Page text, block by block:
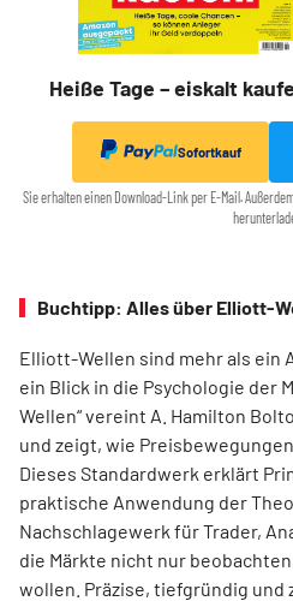
Heiße Tage – eiskalt
Sofortkauf
Sie erhalten einen Download-Link per E-Mail.
Buchtipp: Alles über Elliott-
Elliott-Wellen sind mehr als ein
ein Blick in die Psychologie der
Wellen“ vereint A. Hamilton
und zeigt, wie
Dieses Standardwerk erklärt
praktische Anwendung der
Nachschlagewerk für Trader,
die Märkte nicht nur
wollen. Präzise, tiefgründig und